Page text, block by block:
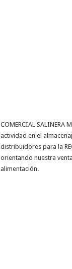
COMERCIAL SALINERA
actividad en el
distribuidores para la
orientando nuestra
alimentación.